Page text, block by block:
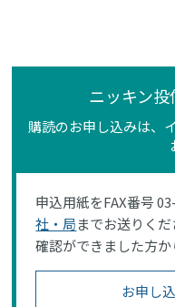
ニッキン
購読のお申し込みは、
申込用紙をFAX番号
社・局までお送りくだ
確認ができました方か
お申し